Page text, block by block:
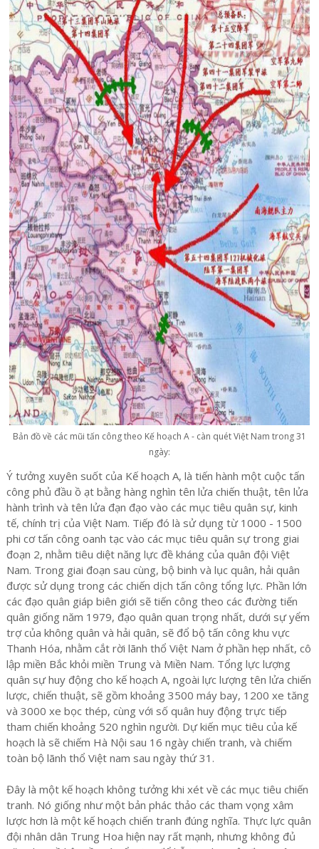
Bản đồ về các mũi tấn công theo Kế hoạch A - càn quét Việt Nam trong 31
ngày:
Ý tưởng xuyên suốt của Kế hoạch A, là tiến hành một cuộc tấn
công phủ đầu ồ ạt bằng hàng nghìn tên lửa chiến thuật, tên lửa
hành trình và tên lửa đạn đạo vào các mục tiêu quân sự, kinh
tế, chính trị của Việt Nam. Tiếp đó là sử dụng từ 1000 - 1500
phi cơ tấn công oanh tạc vào các mục tiêu quân sự trong giai
đoạn 2, nhằm tiêu diệt năng lực đề kháng của quân đội Việt
Nam. Trong giai đoạn sau cùng, bộ binh và lục quân, hải quân
được sử dụng trong các chiến dịch tấn công tổng lực. Phần lớn
các đạo quân giáp biên giới sẽ tiến công theo các đường tiến
quân giống năm 1979, đạo quân quan trọng nhất, dưới sự yểm
trợ của không quân và hải quân, sẽ đổ bộ tấn công khu vực
Thanh Hóa, nhằm cắt rời lãnh thổ Việt Nam ở phần hẹp nhất, cô
lập miền Bắc khỏi miền Trung và Miền Nam. Tổng lực lượng
quân sự huy động cho kế hoạch A, ngoài lực lượng tên lửa chiến
lược, chiến thuật, sẽ gồm khoảng 3500 máy bay, 1200 xe tăng
và 3000 xe bọc thép, cùng với số quân huy động trực tiếp
tham chiến khoảng 520 nghìn người. Dự kiến mục tiêu của kế
hoạch là sẽ chiếm Hà Nội sau 16 ngày chiến tranh, và chiếm
toàn bộ lãnh thổ Việt nam sau ngày thứ 31.
Đây là một kế hoạch không tưởng khi xét về các mục tiêu chiến
tranh. Nó giống như một bản phác thảo các tham vọng xâm
lược hơn là một kế hoạch chiến tranh đúng nghĩa. Thực lực quân
đội nhân dân Trung Hoa hiện nay rất mạnh, nhưng không đủ